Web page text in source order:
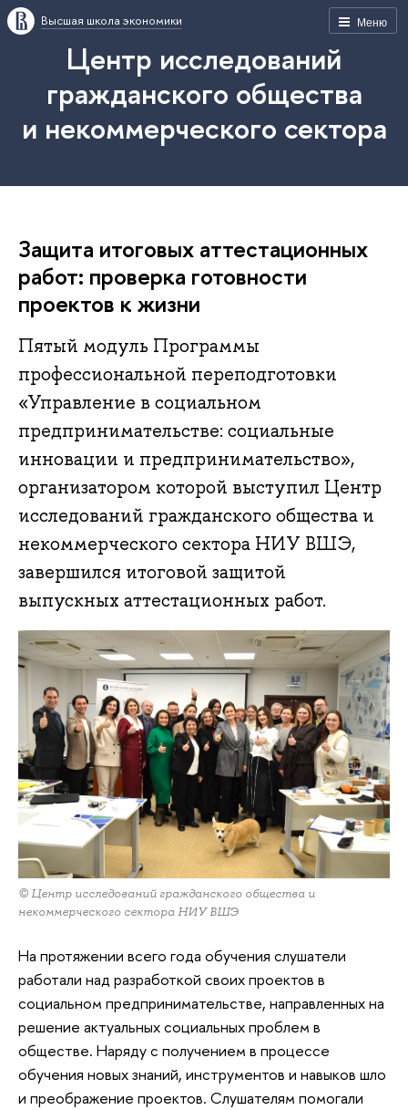
Меню
Высшая школа экономики
Центр исследований
гражданского общества
и некоммерческого сектора
Защита итоговых аттестационных
работ: проверка готовности
проектов к жизни
Пятый модуль Программы
профессиональной переподготовки
«Управление в социальном
предпринимательстве: социальные
инновации и предпринимательство»,
организатором которой выступил Центр
исследований гражданского общества и
некоммерческого сектора НИУ ВШЭ,
завершился итоговой защитой
выпускных аттестационных работ.
© Центр исследований гражданского общества и
некоммерческого сектора НИУ ВШЭ
На протяжении всего года обучения слушатели
работали над разработкой своих проектов в
социальном предпринимательстве, направленных на
решение актуальных социальных проблем в
обществе. Наряду с получением в процессе
обучения новых знаний, инструментов и навыков шло
и преображение проектов. Слушателям помогали